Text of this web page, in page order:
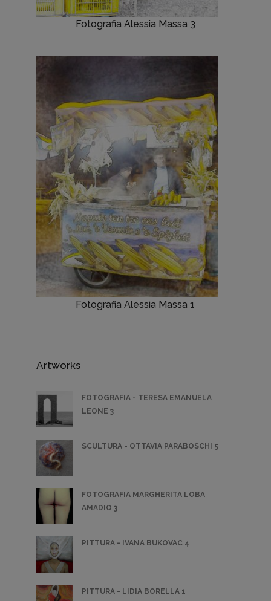
Fotografia Alessia Massa 3
Fotografia Alessia Massa 1
Artworks
FOTOGRAFIA - TERESA EMANUELA
LEONE 3
SCULTURA - OTTAVIA PARABOSCHI 5
FOTOGRAFIA MARGHERITA LOBA
AMADIO 3
PITTURA - IVANA BUKOVAC 4
PITTURA - LIDIA BORELLA 1